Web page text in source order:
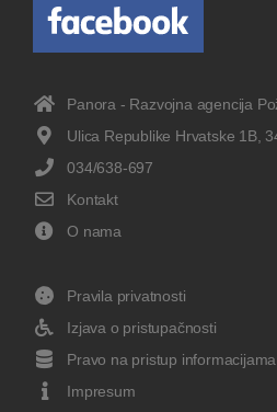
Panora - Razvojna agencija
Ulica Republike Hrvatske 1B,
034/638-697
Kontakt
O nama
Pravila privatnosti
Izjava o pristupačnosti
Pravo na pristup informacijama
Impresum